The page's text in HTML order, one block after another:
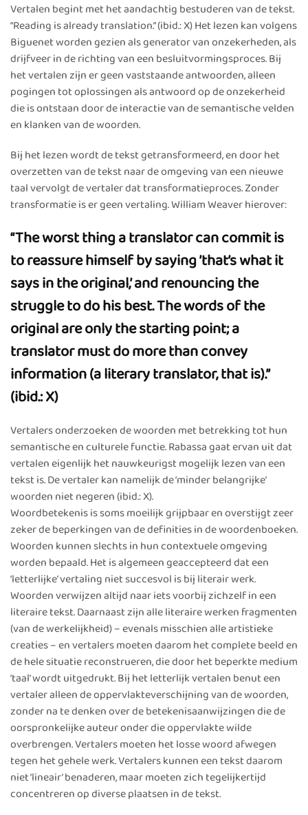
Vertalen begint met het aandachtig bestuderen van de tekst.
“Reading is already translation.” (ibid.: X) Het lezen kan volgens
Biguenet worden gezien als generator van onzekerheden, als
drijfveer in de richting van een besluitvormingsproces. Bij
het vertalen zijn er geen vaststaande antwoorden, alleen
pogingen tot oplossingen als antwoord op de onzekerheid
die is ontstaan door de interactie van de semantische velden
en klanken van de woorden.
Bij het lezen wordt de tekst getransformeerd, en door het
overzetten van de tekst naar de omgeving van een nieuwe
taal vervolgt de vertaler dat transformatieproces. Zonder
transformatie is er geen vertaling. William Weaver hierover:
“The worst thing a translator can commit is
to reassure himself by saying ’that’s what it
says in the original,’ and renouncing the
struggle to do his best. The words of the
original are only the starting point; a
translator must do more than convey
information (a literary translator, that is).”
(ibid.: X)
Vertalers onderzoeken de woorden met betrekking tot hun
semantische en culturele functie. Rabassa gaat ervan uit dat
vertalen eigenlijk het nauwkeurigst mogelijk lezen van een
tekst is. De vertaler kan namelijk de ‘minder belangrijke’
woorden niet negeren (ibid.: X).
Woordbetekenis is soms moeilijk grijpbaar en overstijgt zeer
zeker de beperkingen van de definities in de woordenboeken.
Woorden kunnen slechts in hun contextuele omgeving
worden bepaald. Het is algemeen geaccepteerd dat een
‘letterlijke’ vertaling niet succesvol is bij literair werk.
Woorden verwijzen altijd naar iets voorbij zichzelf in een
literaire tekst. Daarnaast zijn alle literaire werken fragmenten
(van de werkelijkheid) – evenals misschien alle artistieke
creaties – en vertalers moeten daarom het complete beeld en
de hele situatie reconstrueren, die door het beperkte medium
‘taal’ wordt uitgedrukt. Bij het letterlijk vertalen benut een
vertaler alleen de oppervlakteverschijning van de woorden,
zonder na te denken over de betekenisaanwijzingen die de
oorspronkelijke auteur onder die oppervlakte wilde
overbrengen. Vertalers moeten het losse woord afwegen
tegen het gehele werk. Vertalers kunnen een tekst daarom
niet ‘lineair’ benaderen, maar moeten zich tegelijkertijd
concentreren op diverse plaatsen in de tekst.